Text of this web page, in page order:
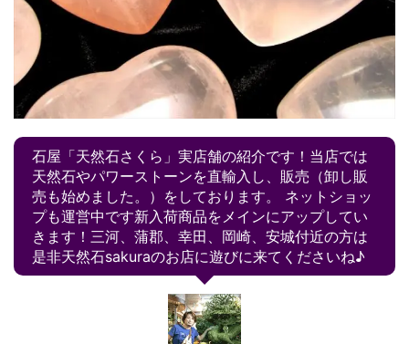
石屋「天然石さくら」実店舗の紹介です！当店では
天然石やパワーストーンを直輸入し、販売（卸し販
売も始めました。）をしております。 ネットショッ
プも運営中です新入荷商品をメインにアップしてい
きます！三河、蒲郡、幸田、岡崎、安城付近の方は
是非天然石sakuraのお店に遊びに来てくださいね♪